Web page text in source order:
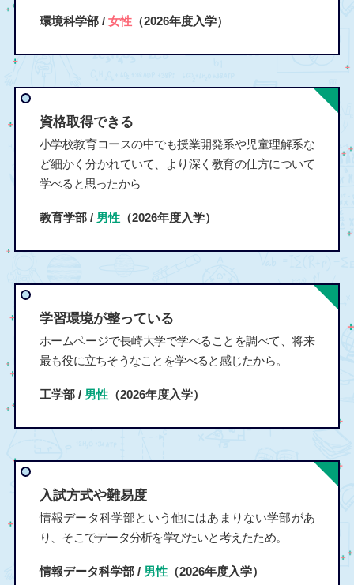
環境科学部 / 女性（2026年度入学）
資格取得できる
小学校教育コースの中でも授業開発系や児童理解系な
ど細かく分かれていて、より深く教育の仕方について
学べると思ったから
教育学部 / 男性（2026年度入学）
学習環境が整っている
ホームページで長崎大学で学べることを調べて、将来
最も役に立ちそうなことを学べると感じたから。
工学部 / 男性（2026年度入学）
入試方式や難易度
情報データ科学部という他にはあまりない学部があ
り、そこでデータ分析を学びたいと考えたため。
情報データ科学部 / 男性（2026年度入学）